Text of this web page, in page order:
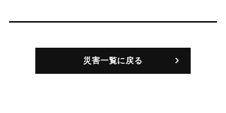
災害一覧に戻る